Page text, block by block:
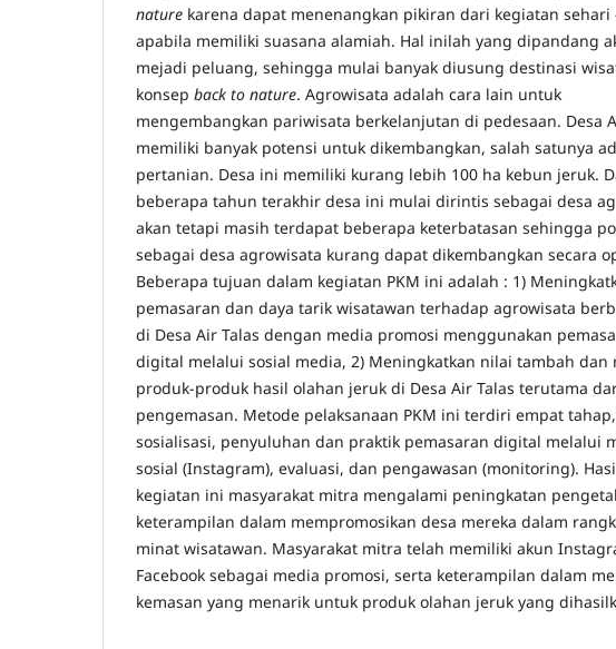
nature karena dapat menenangkan pikiran dari kegiatan sehari
apabila memiliki suasana alamiah. Hal inilah yang dipandang
mejadi peluang, sehingga mulai banyak diusung destinasi
konsep back to nature. Agrowisata adalah cara lain untuk
mengembangkan pariwisata berkelanjutan di pedesaan. Desa
memiliki banyak potensi untuk dikembangkan, salah satunya
pertanian. Desa ini memiliki kurang lebih 100 ha kebun jeruk.
beberapa tahun terakhir desa ini mulai dirintis sebagai desa
akan tetapi masih terdapat beberapa keterbatasan sehingga
sebagai desa agrowisata kurang dapat dikembangkan secara
Beberapa tujuan dalam kegiatan PKM ini adalah : 1)
pemasaran dan daya tarik wisatawan terhadap agrowisata
di Desa Air Talas dengan media promosi menggunakan
digital melalui sosial media, 2) Meningkatkan nilai tambah dan
produk-produk hasil olahan jeruk di Desa Air Talas terutama
pengemasan. Metode pelaksanaan PKM ini terdiri empat
sosialisasi, penyuluhan dan praktik pemasaran digital melalui
sosial (Instagram), evaluasi, dan pengawasan (monitoring).
kegiatan ini masyarakat mitra mengalami peningkatan
keterampilan dalam mempromosikan desa mereka dalam
minat wisatawan. Masyarakat mitra telah memiliki akun
Facebook sebagai media promosi, serta keterampilan dalam
kemasan yang menarik untuk produk olahan jeruk yang